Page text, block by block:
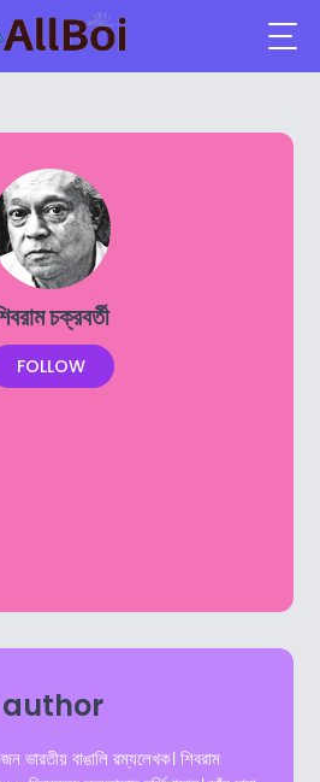
চক্রবর্তী
FOLLOW
ভারতীয় বাঙালি রম্যলেখক। শিবরাম